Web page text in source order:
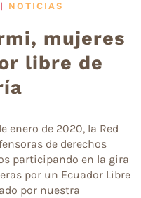
| NOTICIAS
mujeres
libre de
enero de 2020, la Red
de derechos
participando en la gira
por un Ecuador Libre
por nuestra